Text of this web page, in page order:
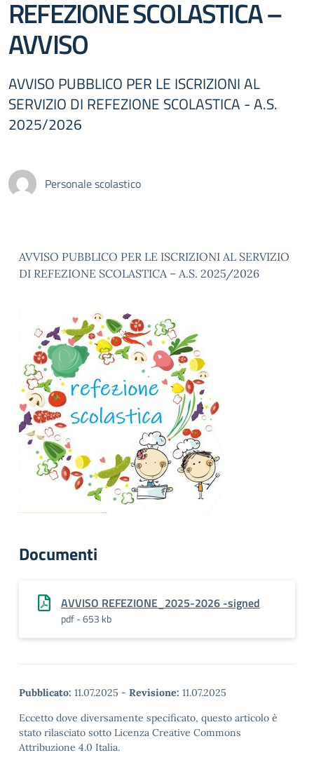
REFEZIONE SCOLASTICA –
AVVISO
AVVISO PUBBLICO PER LE ISCRIZIONI AL
SERVIZIO DI REFEZIONE SCOLASTICA - A.S.
2025/2026
Personale scolastico
AVVISO PUBBLICO PER LE ISCRIZIONI AL SERVIZIO
DI REFEZIONE SCOLASTICA – A.S. 2025/2026
Documenti
AVVISO REFEZIONE_2025-2026 -signed
pdf - 653 kb
Pubblicato: 11.07.2025 - Revisione: 11.07.2025
Eccetto dove diversamente specificato, questo articolo è
stato rilasciato sotto Licenza Creative Commons
Attribuzione 4.0 Italia.